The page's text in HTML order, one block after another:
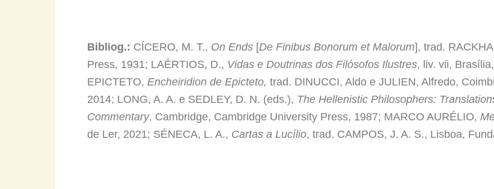
Bibliog.: CÍCERO, M. T., On Ends [De Finibus Bonorum et Malorum], trad.
Press, 1931; LAÉRTIOS, D., Vidas e Doutrinas dos Filósofos Ilustres, liv. vii,
EPICTETO, Encheiridion de Epicteto, trad. DINUCCI, Aldo e JULIEN, Alfredo,
2014; LONG, A. A. e SEDLEY, D. N. (eds.), The Hellenistic Philosophers:
Commentary, Cambridge, Cambridge University Press, 1987; MARCO AURÉLIO,
de Ler, 2021; SÉNECA, L. A., Cartas a Lucílio, trad. CAMPOS, J. A. S., Lisboa,